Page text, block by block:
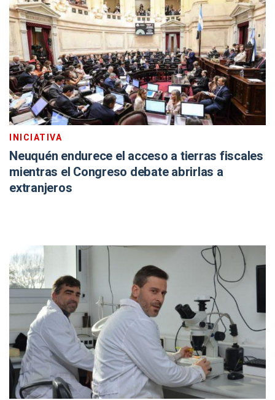
INICIATIVA
Neuquén endurece el acceso a tierras fiscales
mientras el Congreso debate abrirlas a
extranjeros